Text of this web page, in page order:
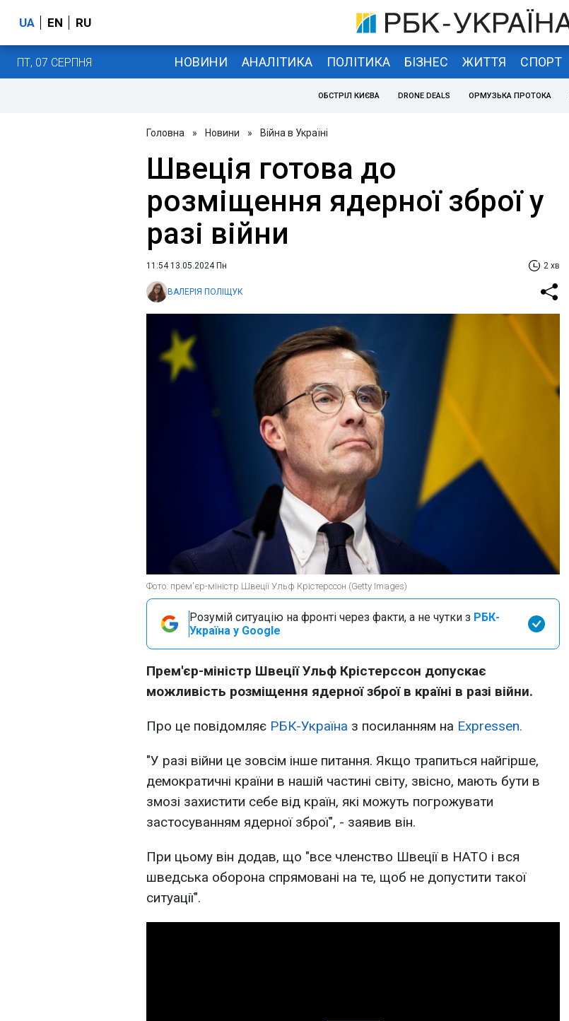
UA EN RU
ПТ, 07 СЕРПНЯ НОВИНИ АНАЛІТИКА ПОЛІТИКА БІЗНЕС ЖИТТЯ СПОРТ
ОБСТРІЛ КИЄВА DRONE DEALS ОРМУЗЬКА ПРОТОКА
Головна » Новини » Війна в Україні
Швеція готова до
розміщення ядерної зброї у
разі війни
11:54 13.05.2024 Пн 2 хв
ВАЛЕРІЯ ПОЛІЩУК
Фото: прем'єр-міністр Швеції Ульф Крістерссон (Getty Images)
Розумій ситуацію на фронті через факти, а не чутки з РБК-
Україна у Google
Прем'єр-міністр Швеції Ульф Крістерссон допускає
можливість розміщення ядерної зброї в країні в разі війни.
Про це повідомляє РБК-Україна з посиланням на Expressen.
"У разі війни це зовсім інше питання. Якщо трапиться найгірше,
демократичні країни в нашій частині світу, звісно, мають бути в
змозі захистити себе від країн, які можуть погрожувати
застосуванням ядерної зброї", - заявив він.
При цьому він додав, що "все членство Швеції в НАТО і вся
шведська оборона спрямовані на те, щоб не допустити такої
ситуації".